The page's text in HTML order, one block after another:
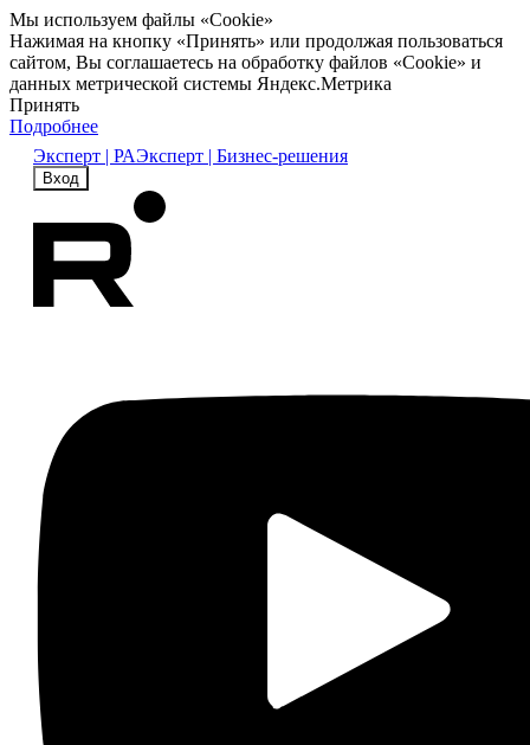
Мы используем файлы «Cookie»
Нажимая на кнопку «Принять» или продолжая пользоваться
сайтом, Вы соглашаетесь на обработку файлов «Cookie» и
данных метрической системы Яндекс.Метрика
Принять
Подробнее
Эксперт | РАЭксперт | Бизнес-решения
Вход